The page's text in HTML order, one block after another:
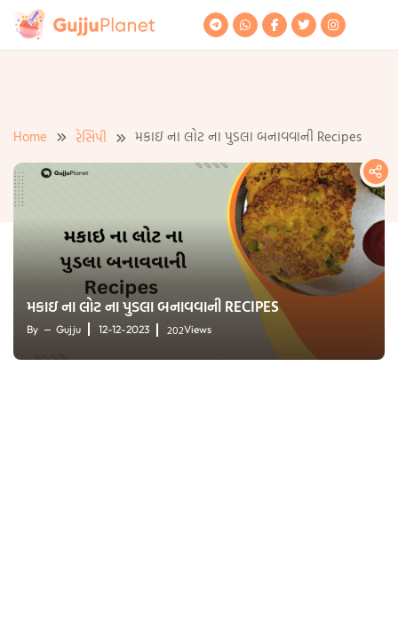
Skip
Home રેસિપી મકાઇ ના લોટ ના પુડલા બનાવવાની Recipes
મકાઇ ના લોટ ના પુડલા બનાવવાની RECIPES
By Gujju 12-12-2023 202Views